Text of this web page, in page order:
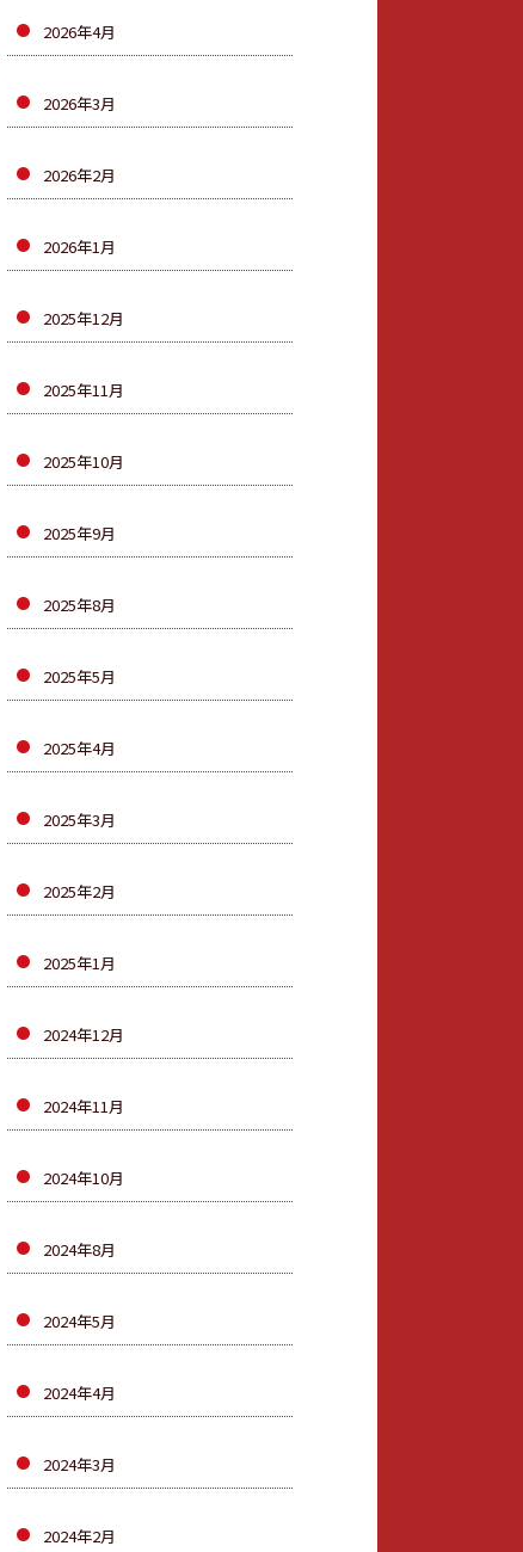
2026年4月
2026年3月
2026年2月
2026年1月
2025年12月
2025年11月
2025年10月
2025年9月
2025年8月
2025年5月
2025年4月
2025年3月
2025年2月
2025年1月
2024年12月
2024年11月
2024年10月
2024年8月
2024年5月
2024年4月
2024年3月
2024年2月